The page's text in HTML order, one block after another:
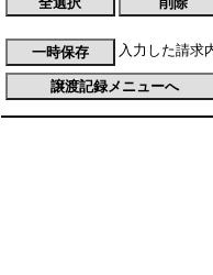
入力した請求